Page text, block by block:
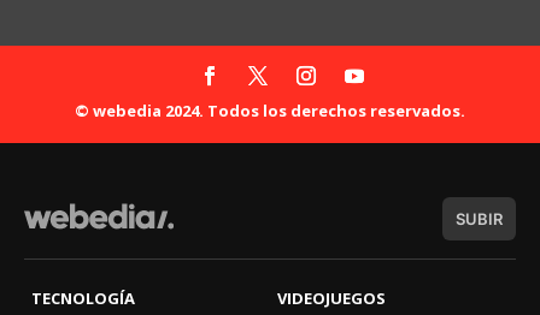
© webedia 2024. Todos los derechos reservados.
SUBIR
TECNOLOGÍA
VIDEOJUEGOS